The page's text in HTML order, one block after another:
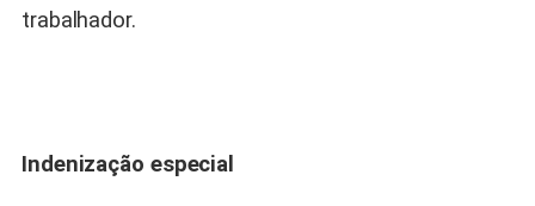
trabalhador.
Indenização especial